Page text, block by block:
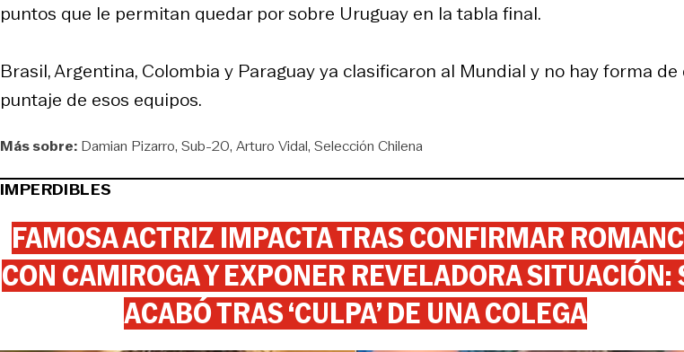
puntos que le permitan quedar por sobre Uruguay en la tabla final.
Brasil, Argentina, Colombia y Paraguay ya clasificaron al Mundial y no hay forma
puntaje de esos equipos.
Más sobre: Damian Pizarro Sub-20 Arturo Vidal Selección Chilena
IMPERDIBLES
FAMOSA ACTRIZ IMPACTA TRAS CONFIRMAR
CON CAMIROGA Y EXPONER REVELADORA SITUACIÓN:
ACABÓ TRAS ‘CULPA’ DE UNA COLEGA